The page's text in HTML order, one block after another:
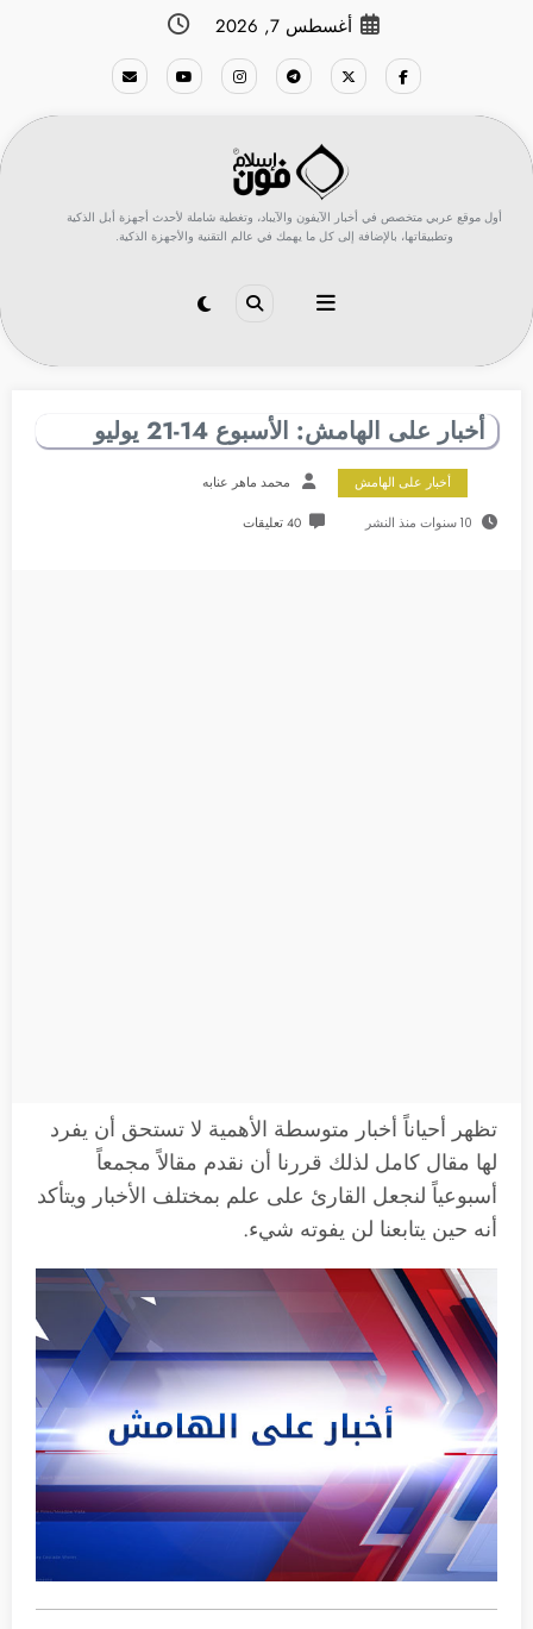
أغسطس 7, 2026
أول موقع عربي متخصص في أخبار الآيفون والآيباد، وتغطية شاملة لأحدث أجهزة أبل الذكية
وتطبيقاتها، بالإضافة إلى كل ما يهمك في عالم التقنية والأجهزة الذكية.
أخبار على الهامش: الأسبوع 14-21 يوليو
أخبار على الهامش محمد ماهر عنابه
10 سنوات منذ النشر 40 تعليقات
تظهر أحياناً أخبار متوسطة الأهمية لا تستحق أن يفرد
لها مقال كامل لذلك قررنا أن نقدم مقالاً مجمعاً
أسبوعياً لنجعل القارئ على علم بمختلف الأخبار ويتأكد
أنه حين يتابعنا لن يفوته شيء.